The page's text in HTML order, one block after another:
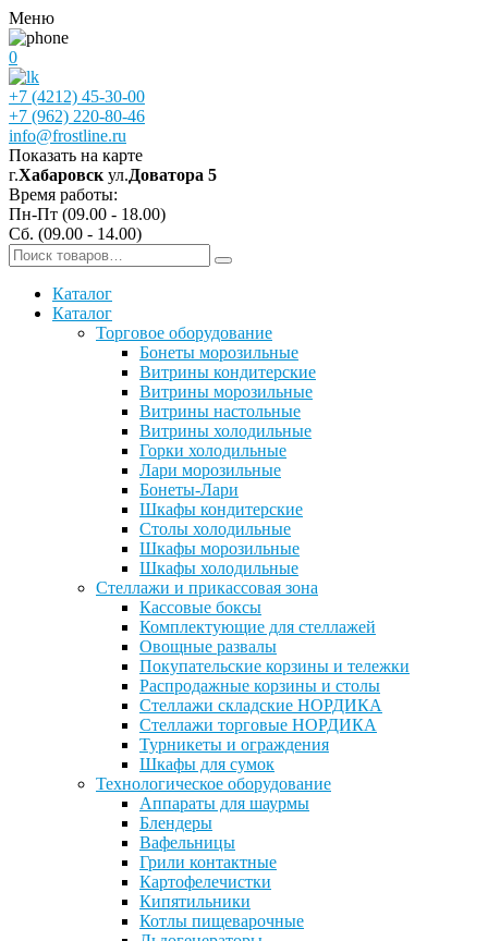
Меню
0
+7 (4212) 45-30-00
+7 (962) 220-80-46
info@frostline.ru
Показать на карте
г.Хабаровск ул.Доватора 5
Время работы:
Пн-Пт (09.00 - 18.00)
Сб. (09.00 - 14.00)
Каталог
Каталог
Торговое оборудование
Бонеты морозильные
Витрины кондитерские
Витрины морозильные
Витрины настольные
Витрины холодильные
Горки холодильные
Лари морозильные
Бонеты-Лари
Шкафы кондитерские
Столы холодильные
Шкафы морозильные
Шкафы холодильные
Стеллажи и прикассовая зона
Кассовые боксы
Комплектующие для стеллажей
Овощные развалы
Покупательские корзины и тележки
Распродажные корзины и столы
Стеллажи складские НОРДИКА
Стеллажи торговые НОРДИКА
Турникеты и ограждения
Шкафы для сумок
Технологическое оборудование
Аппараты для шаурмы
Блендеры
Вафельницы
Грили контактные
Картофелечистки
Кипятильники
Котлы пищеварочные